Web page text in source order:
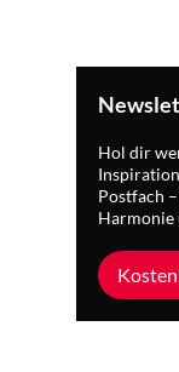
Hol dir
Postfach
Harmonie